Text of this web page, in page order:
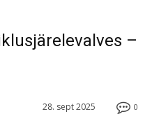
–
0
28. sept 2025